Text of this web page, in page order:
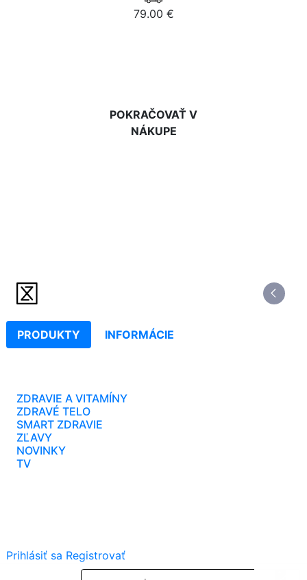
79.00 €
POKRAČOVAŤ V
NÁKUPE
PRODUKTY INFORMÁCIE
ZDRAVIE A VITAMÍNY
ZDRAVÉ TELO
SMART ZDRAVIE
ZĽAVY
NOVINKY
TV
Prihlásiť sa Registrovať